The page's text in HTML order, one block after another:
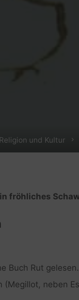
Religion und Kultur
fröhliches
Buch Rut
(Megillot, neben